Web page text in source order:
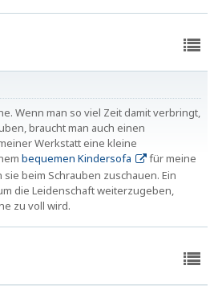
Wenn man so viel Zeit damit verbringt,
braucht man auch einen
Werkstatt eine kleine
bequemen Kindersofa
für meine
beim Schrauben zuschauen. Ein
die Leidenschaft weiterzugeben,
zu voll wird.